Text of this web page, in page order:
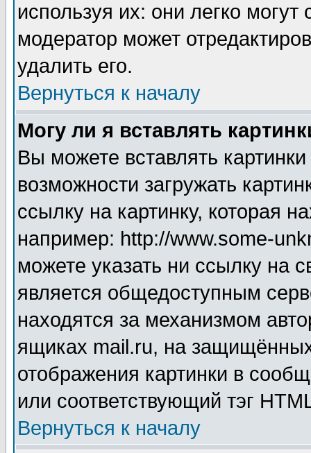
используя их: они легко
модератор может
удалить его.
Вернуться к началу
Могу ли я вставлять
Вы можете вставлять
возможности загружать
ссылку на картинку, которая
например: http://www.some-
можете указать ни ссылку на
является общедоступным
находятся за механизмом
ящиках mail.ru, на
отображения картинки в
или соответствующий тэг
Вернуться к началу